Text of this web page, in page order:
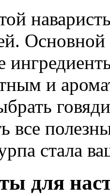
Основной
и
все
стала
для